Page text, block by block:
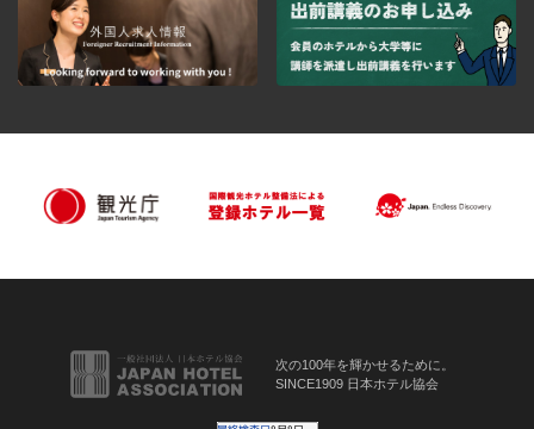
次の100年を輝かせるために。
SINCE1909 日本ホテル協会